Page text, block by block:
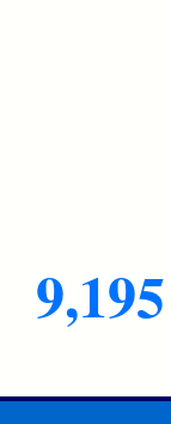
9,195